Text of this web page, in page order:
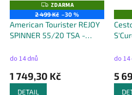
Z
D
A
R
M
A
ZDARMA
2 499 Kč –30 %
American Tourister REJOY
SPINNER 55/20 TSA -
do 14 dnů
1 749,30 Kč
DETAIL
do 14
5